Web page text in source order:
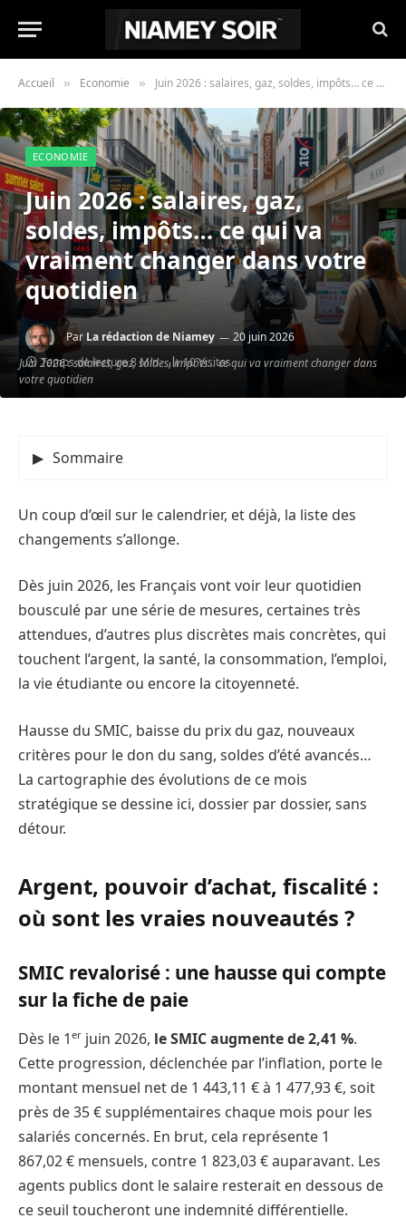
Accueil » Economie » Juin 2026 : salaires, gaz, soldes, impôts… ce qui va vraiment changer dans votre quotidien
Juin 2026 : salaires, gaz, soldes, impôts… ce qui va vraiment changer dans
votre quotidien
ECONOMIE
Juin 2026 : salaires, gaz,
soldes, impôts… ce qui va
vraiment changer dans votre
quotidien
Par La rédaction de Niamey
20 juin 2026
Temps de lecture 8 Min
10Visites
Sommaire
Un coup d’œil sur le calendrier, et déjà, la liste des
changements s’allonge.
Dès juin 2026, les Français vont voir leur quotidien
bousculé par une série de mesures, certaines très
attendues, d’autres plus discrètes mais concrètes, qui
touchent l’argent, la santé, la consommation, l’emploi,
la vie étudiante ou encore la citoyenneté.
Hausse du SMIC, baisse du prix du gaz, nouveaux
critères pour le don du sang, soldes d’été avancés…
La cartographie des évolutions de ce mois
stratégique se dessine ici, dossier par dossier, sans
détour.
Argent, pouvoir d’achat, fiscalité :
où sont les vraies nouveautés ?
SMIC revalorisé : une hausse qui compte
sur la fiche de paie
Dès le 1 er juin 2026, le SMIC augmente de 2,41 %.
Cette progression, déclenchée par l’inflation, porte le
montant mensuel net de 1 443,11 € à 1 477,93 €, soit
près de 35 € supplémentaires chaque mois pour les
salariés concernés. En brut, cela représente 1
867,02 € mensuels, contre 1 823,03 € auparavant. Les
agents publics dont le salaire resterait en dessous de
ce seuil toucheront une indemnité différentielle.